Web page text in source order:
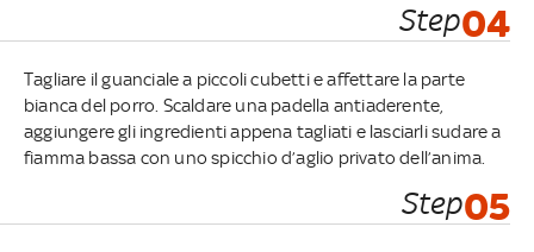
Step04
Tagliare il guanciale a piccoli cubetti e affettare la parte
bianca del porro. Scaldare una padella antiaderente,
aggiungere gli ingredienti appena tagliati e lasciarli sudare a
fiamma bassa con uno spicchio d’aglio privato dell’anima.
Step05